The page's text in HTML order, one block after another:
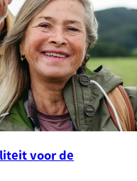
voor de